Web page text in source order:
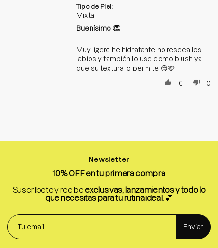
Tipo de Piel:
Mixta
Buenísimo 👏
Muy ligero he hidratante no reseca los
labios y también lo use como blush ya
que su textura lo permite 😊🩷
0
0
Newsletter
10% OFF en tu primera compra
Suscríbete y recibeexclusivas, lanzamientos y todo lo
que necesitas para tu rutina ideal.💕
Enviar